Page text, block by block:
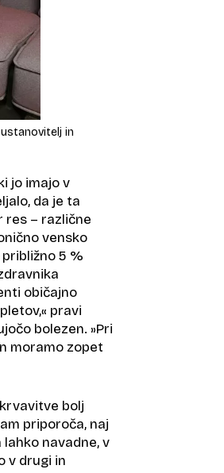
in
jo imajo v
da je ta
res – različne
vensko
5 %
običajno
pravi
bolezen. »Pri
moramo zopet
bolj
priporoča, naj
lahko navadne, v
v drugi in